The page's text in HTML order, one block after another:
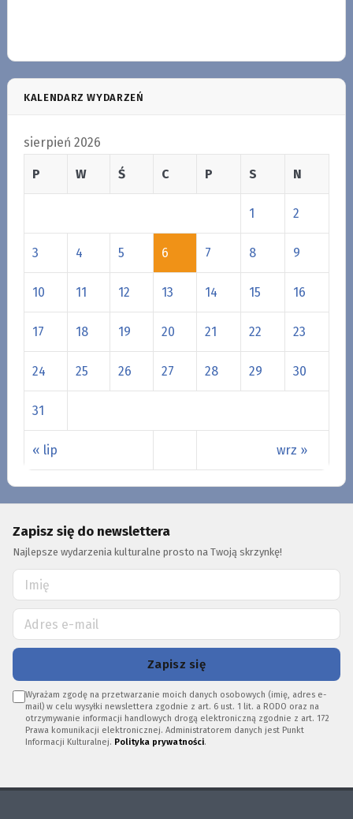
KALENDARZ WYDARZEŃ
sierpień 2026
P W Ś C P S N
« lip wrz »
1 2
3 4 5 6 7 8 9
10 11 12 13 14 15 16
17 18 19 20 21 22 23
24 25 26 27 28 29 30
31
Zapisz się do newslettera
Najlepsze wydarzenia kulturalne prosto na Twoją skrzynkę!
Zapisz się
Wyrażam zgodę na przetwarzanie moich danych osobowych (imię, adres e-
mail) w celu wysyłki newslettera zgodnie z art. 6 ust. 1 lit. a RODO oraz na
otrzymywanie informacji handlowych drogą elektroniczną zgodnie z art. 172
Prawa komunikacji elektronicznej. Administratorem danych jest Punkt
Informacji Kulturalnej. Polityka prywatności.